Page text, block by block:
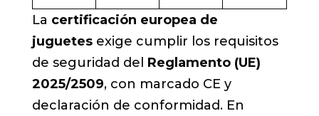
La certificación europea de
juguetesexige cumplir los requisitos
de seguridad del Reglamento (UE)
2025/2509, con marcado CE y
declaración de conformidad. En